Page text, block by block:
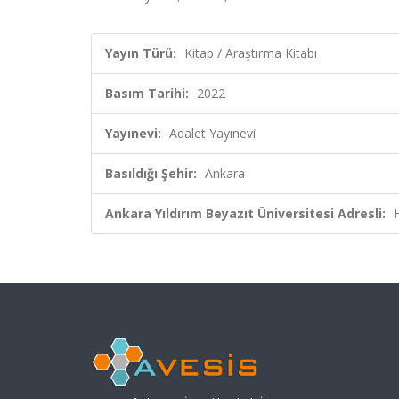
Yayın Türü: Kitap / Araştırma Kitabı
Basım Tarihi: 2022
Yayınevi: Adalet Yayınevi
Basıldığı Şehir: Ankara
Ankara Yıldırım Beyazıt Üniversitesi Adresli: